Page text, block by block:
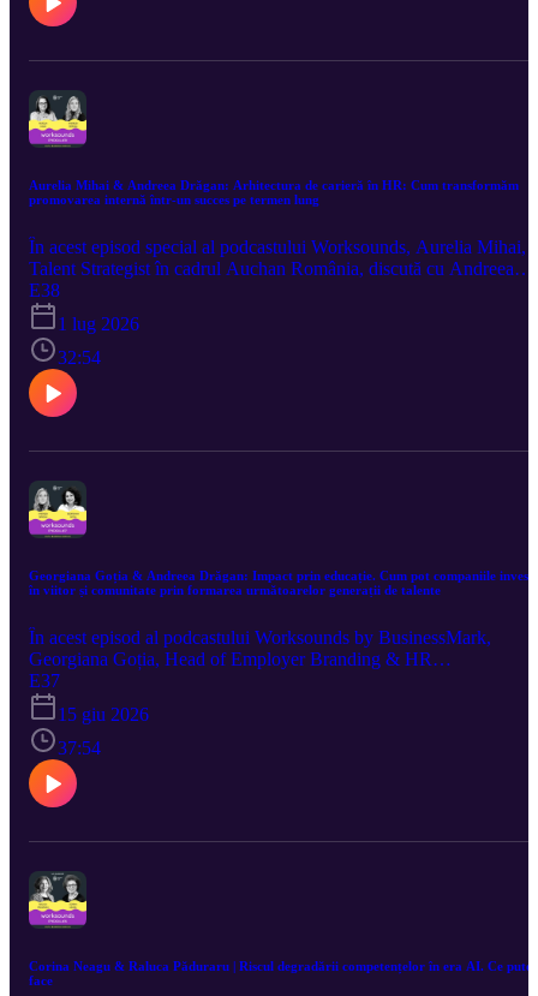
Aurelia Mihai & Andreea Drăgan: Arhitectura de carieră în HR: Cum transformăm
promovarea internă într-un succes pe termen lung
În acest episod special al podcastului Worksounds, Aurelia Mihai,
Talent Strategist în cadrul Auchan România, discută cu Andreea
Drăgan, Co-Founder BusinessMark despre pilonii strategici ai
managementului talentelor și ai arhitecturii de carieră într-o
organizație complexă, evidențiind importanța unui design corect de
proces, care să asigure un echilibru între promovarea internă și
integrarea de competențe externe. Episod găzduit de JW Marriott
Bucharest Grand Hotel
E38
1 lug 2026
32:54
Georgiana Goția & Andreea Drăgan: Impact prin educație. Cum pot companiile investi
în viitor și comunitate prin formarea următoarelor generații de talente
În acest episod al podcastului Worksounds by BusinessMark,
Georgiana Goția, Head of Employer Branding & HR
Communication în cadrul AUMOVIO România discută cu
Drăgan, Co-Fondator, BusinesMark, despre impactul prin educație
și cum pot companiile să investească în viitor și comunitate, prin
formarea următoarelor generații de talente. Episod susținut de
AUMOVIO România
E37
15 giu 2026
37:54
Corina Neagu & Raluca Păduraru | Riscul degradării competențelor în era AI. Ce
face